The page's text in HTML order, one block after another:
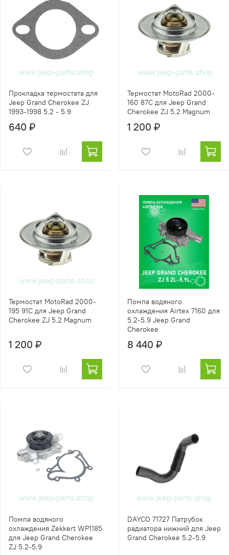
Прокладка термостата для
Jeep Grand Cherokee ZJ
1993-1998 5.2 - 5.9
640 ₽
Термостат MotoRad 2000-
160 87С для Jeep Grand
Cherokee ZJ 5.2 Magnum
1 200 ₽
Термостат MotoRad 2000-
195 91С для Jeep Grand
Cherokee ZJ 5.2 Magnum
1 200 ₽
Помпа водяного
охлаждения Airtex 7160 для
5.2-5.9 Jeep Grand
Cherokee
8 440 ₽
Помпа водяного
охлаждения Zekkert WP1185
для Jeep Grand Cherokee
ZJ 5.2-5.9
DAYCO 71727 Патрубок
радиатора нижний для Jeep
Grand Cherokee 5.2-5.9